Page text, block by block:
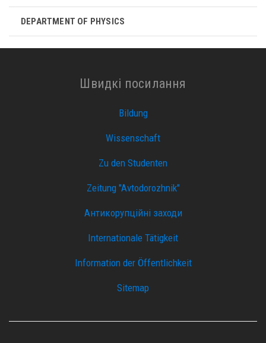
DEPARTMENT OF PHYSICS
Швидкі посилання
Bildung
Wissenschaft
Zu den Studenten
Zeitung "Avtodorozhnik"
Антикорупційні заходи
Internationale Tätigkeit
Information der Öffentlichkeit
Sitemap